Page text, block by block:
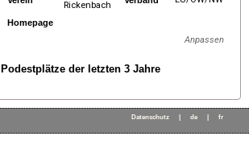
Rickenbach
Homepage
Anpassen
Podestplätze der letzten 3 Jahre
Datenschutz de fr